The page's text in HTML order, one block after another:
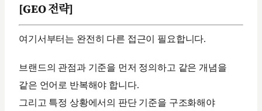
[GEO 전략]
여기서부터는 완전히 다른 접근이 필요합니다.
브랜드의 관점과 기준을 먼저 정의하고 같은 개념을
같은 언어로 반복해야 합니다.
그리고 특정 상황에서의 판단 기준을 구조화해야